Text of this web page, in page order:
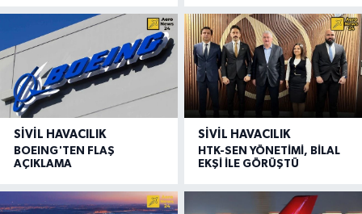
SIVIL HAVACILIK
BOEING'TEN FLAŞ
AÇIKLAMA
SIVIL HAVACILIK
HTK-SEN YÖNETİMİ, BİLAL
EKŞİ İLE GÖRÜŞTÜ